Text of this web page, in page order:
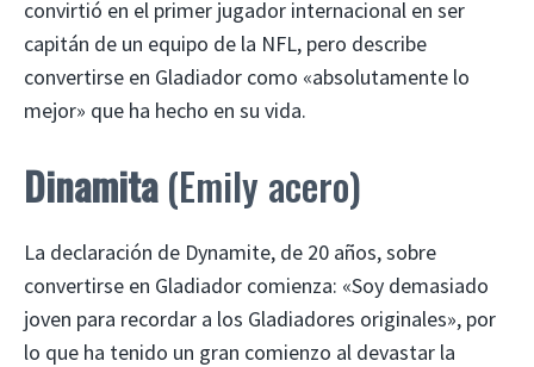
convirtió en el primer jugador internacional en ser
capitán de un equipo de la NFL, pero describe
convertirse en Gladiador como «absolutamente lo
mejor» que ha hecho en su vida.
Dinamita(Emily acero)
La declaración de Dynamite, de 20 años, sobre
convertirse en Gladiador comienza: «Soy demasiado
joven para recordar a los Gladiadores originales», por
lo que ha tenido un gran comienzo al devastar la